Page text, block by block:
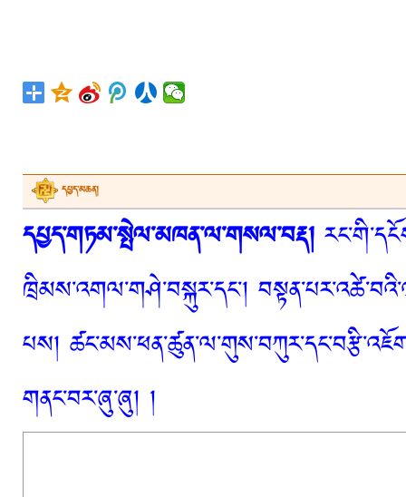
དཔྱད་མཆན།
དཔྱད་གཏམ་སྤེལ་མཁན་ལ་གསལ་བརྡ།
ཁྲིམས་འགལ་གཤེ་བསྐུར་དང་།
པས།
གནང་བར་ཞུ་ཞུ། །